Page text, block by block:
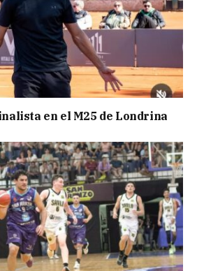
en el M25 de Londrina